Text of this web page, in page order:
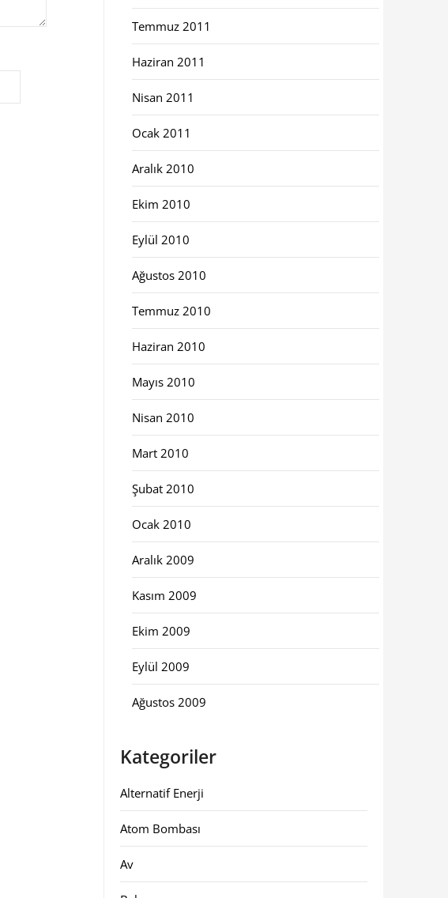
Temmuz 2011
Haziran 2011
Nisan 2011
Ocak 2011
Aralık 2010
Ekim 2010
Eylül 2010
Ağustos 2010
Temmuz 2010
Haziran 2010
Mayıs 2010
Nisan 2010
Mart 2010
Şubat 2010
Ocak 2010
Aralık 2009
Kasım 2009
Ekim 2009
Eylül 2009
Ağustos 2009
Kategoriler
Alternatif Enerji
Atom Bombası
Av